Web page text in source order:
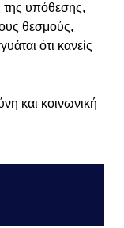
της υπόθεσης,
θεσμούς,
ότι κανείς
και κοινωνική